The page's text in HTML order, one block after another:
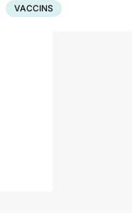
VACCINS